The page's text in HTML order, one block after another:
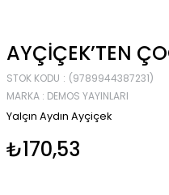
AYÇIÇEK’TEN
STOK KODU
(9789944387231)
MARKA : DEMOS YAYINLARI
Yalçın Aydın Ayçiçek
₺170,53